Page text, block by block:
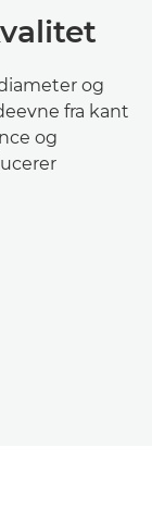
og
fra kant
og